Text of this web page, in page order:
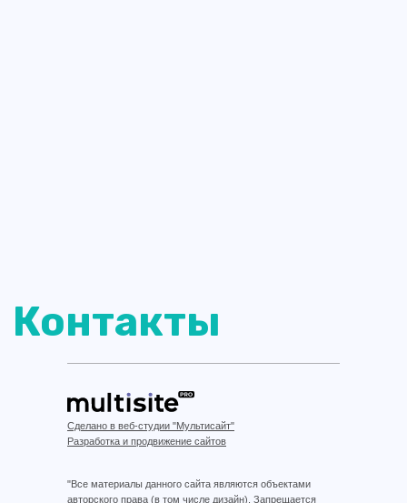
Сделано в веб-студии "Мультисайт"
Разработка и продвижение сайтов
"Все материалы данного сайта являются объектами
авторского права (в том числе дизайн). Запрещается